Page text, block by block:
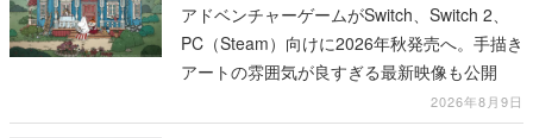
アドベンチャーゲームがSwitch、Switch 2、
PC（Steam）向けに2026年秋発売へ。手描き
アートの雰囲気が良すぎる最新映像も公開
2026年8月9日